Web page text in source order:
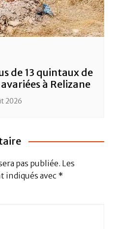
de 13 quintaux de
à Relizane
2026
pas publiée. Les
indiqués avec *